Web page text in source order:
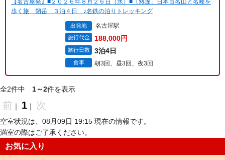
【名古屋発】■２０２６年８月２６日（水）■〔熟達〕日本百名山と名峰を
歩く旅 剱岳 ３泊４日 ♪名鉄の泊りトレッキング
出発地 名古屋駅
旅行代金 188,000円
旅行日数 3泊4日
食事 朝3回、昼3回、夜3回
全2件中 1～2件を表示
前 ｜ 1 ｜ 次
空室状況は、08月09日 19:15 現在の情報です。
満室の際はご了承ください。
お気に入り